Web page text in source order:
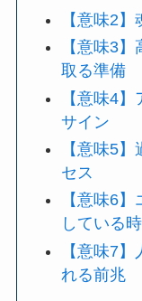
【意味2
【意味3
取る準備
【意味4
サイン
【意味5
セス
【意味6
している
【意味7
れる前兆